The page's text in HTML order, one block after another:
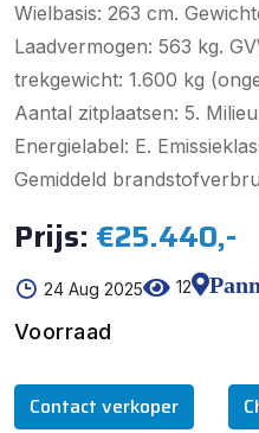
Wielbasis: 263 cm.
Laadvermogen: 563 kg.
trekgewicht: 1.600 kg
Aantal zitplaatsen: 5.
Energielabel: E.
Gemiddeld
Prijs: €25.440,-
24 Aug 2025 12
Voorraad
Contact verkoper